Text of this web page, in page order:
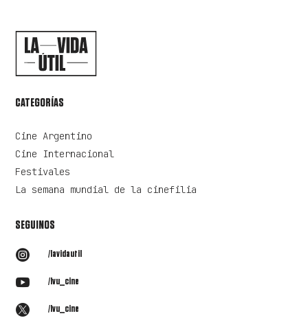
CATEGORÍAS
Cine Argentino
Cine Internacional
Festivales
La semana mundial de la cinefilia
SEGUINOS
 /lavidautil
 /lvu_cine
 /lvu_cine